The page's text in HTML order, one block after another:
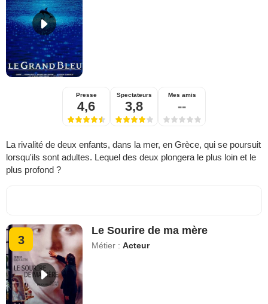
Presse
4,6
Spectateurs
3,8
Mes amis
--
La rivalité de deux enfants, dans la mer, en Grèce, qui se poursuit
lorsqu'ils sont adultes. Lequel des deux plongera le plus loin et le
plus profond ?
3
Le Sourire de ma mère
Métier :Acteur